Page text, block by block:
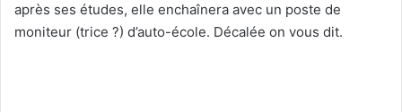
après ses études, elle enchaînera avec un poste de
moniteur (trice ?) d’auto-école. Décalée on vous dit.